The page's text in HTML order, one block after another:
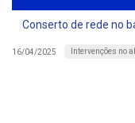
Conserto de rede no
16/04/2025 Intervenções no